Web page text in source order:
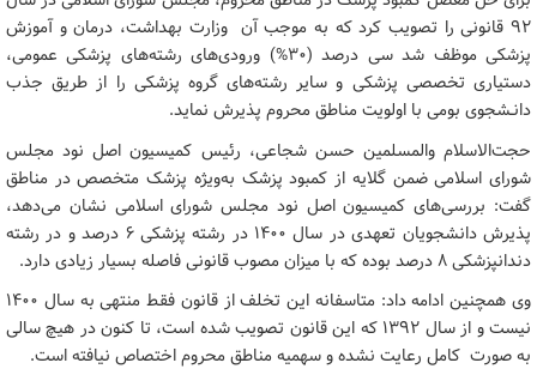
۹۲ قانونی را تصویب کرد که به‌ موجب آن وزارت بهداشت، درمان و آموزش
پزشکی موظف شد سی درصد (۳۰%) ورودی‌های رشته‌های پزشکی عمومی،
دستیاری تخصصی پزشکی و سایر رشته‌های گروه پزشکی را از طریق جذب
دانـشجوی بومی با اولویت مناطق محروم پذیرش نماید.
حجت‌الاسلام‌ والمسلمین حسن شجاعی، رئیس کمیسیون اصل نود مجلس
شورای اسلامی ضمن گلایه از کمبود پزشک به‌ویژه پزشک متخصص در مناطق
گفت: بررسی‌های کمیسیون اصل نود مجلس شورای اسلامی نشان‌ می‌دهد،
پذیرش دانشجویان تعهدی در سال ۱۴۰۰ در رشته پزشکی ۶ درصد و در رشته
دندانپزشکی ۸ درصد بوده که با میزان مصوب قانونی فاصله بسیار زیادی دارد.
وی همچنین ادامه داد: متاسفانه این تخلف از قانون فقط منتهی به سال ۱۴۰۰
نیست و از سال ۱۳۹۲ که این قانون تصویب شده است، تا کنون در هیچ سالی
به صورت کامل رعایت نشده و سهمیه مناطق محروم اختصاص نیافته است.